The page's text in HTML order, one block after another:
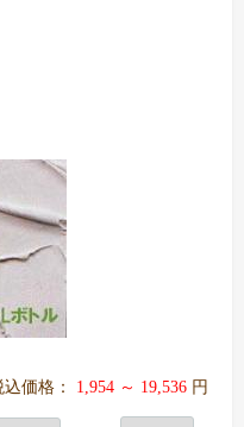
込価格： 1,954 ～ 19,536 円